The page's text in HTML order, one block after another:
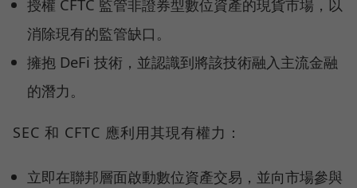
授權 CFTC 監管非證券型數位資產的現貨市場，以
消除現有的監管缺口。
擁抱 DeFi 技術，並認識到將該技術融入主流金融
的潛力。
SEC 和 CFTC 應利用其現有權力：
立即在聯邦層面啟動數位資產交易，並向市場參與